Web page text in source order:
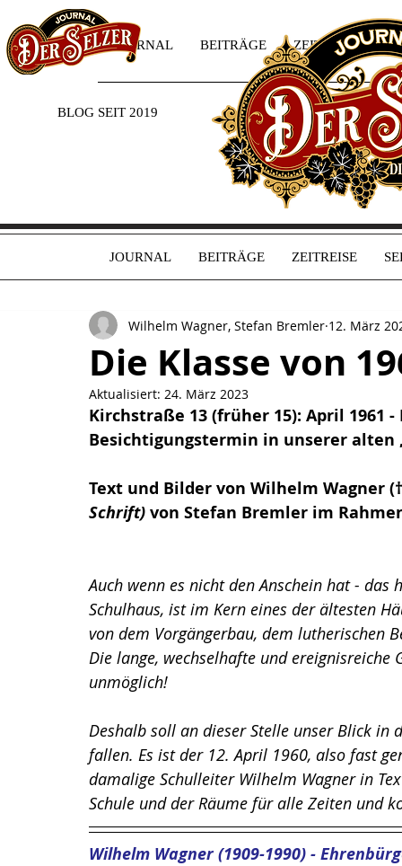
JOURNAL BEITRÄGE ZEITREISE
JOURNAL BEITRÄGE ZEITREISE
BLOG SEIT 2019
Die Klasse von
Wilhelm Wagner, Stefan Bremler 12. März
Aktualisiert: 24. März 2023
Kirchstraße 13 (früher 15): April 1961
Besichtigungstermin in unserer alten
Text und Bilder von Wilhelm Wagner
Schrift) von Stefan Bremler im
Auch wenn es nicht den Anschein hat - das
Schulhaus, ist im Kern eines der ältesten
von dem Vorgängerbau, dem lutherischen
Die lange, wechselhafte und ereignisreiche
unmöglich!
Deshalb soll an dieser Stelle unser Blick in
fallen. Es ist der 12. April 1960, also fast
damalige Schulleiter Wilhelm Wagner in
Schule und der Räume für alle Zeiten und
Wilhelm Wagner (1909-1990) -